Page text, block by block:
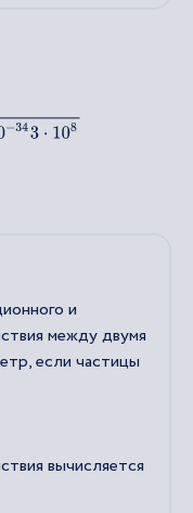
и
между двумя
если частицы
вычисляется